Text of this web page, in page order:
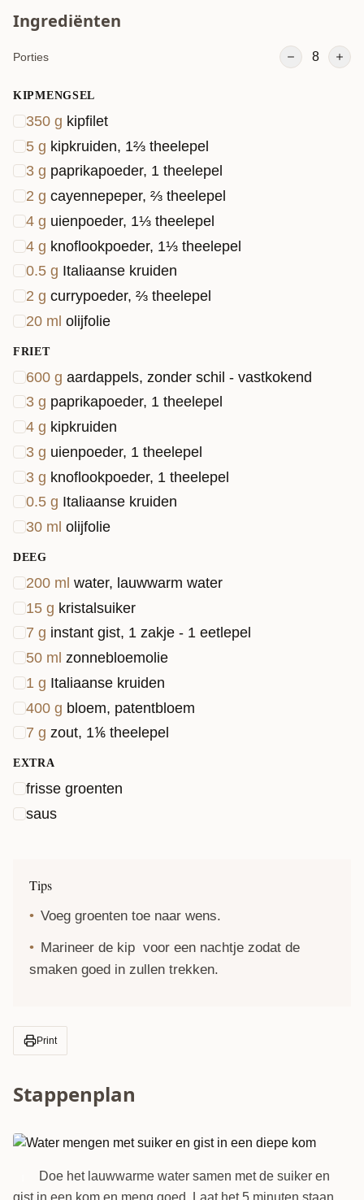
Ingrediënten
Porties 8
KIPMENGSEL
350 g kipfilet
5 g kipkruiden, 1⅔ theelepel
3 g paprikapoeder, 1 theelepel
2 g cayennepeper, ⅔ theelepel
4 g uienpoeder, 1⅓ theelepel
4 g knoflookpoeder, 1⅓ theelepel
0.5 g Italiaanse kruiden
2 g currypoeder, ⅔ theelepel
20 ml olijfolie
FRIET
600 g aardappels, zonder schil - vastkokend
3 g paprikapoeder, 1 theelepel
4 g kipkruiden
3 g uienpoeder, 1 theelepel
3 g knoflookpoeder, 1 theelepel
0.5 g Italiaanse kruiden
30 ml olijfolie
DEEG
200 ml water, lauwwarm water
15 g kristalsuiker
7 g instant gist, 1 zakje - 1 eetlepel
50 ml zonnebloemolie
1 g Italiaanse kruiden
400 g bloem, patentbloem
7 g zout, 1⅙ theelepel
EXTRA
frisse groenten
saus
Tips
Voeg groenten toe naar wens.
Marineer de kip voor een nachtje zodat de
smaken goed in zullen trekken.
Print
Stappenplan
Doe het lauwwarme water samen met de suiker en
gist in een kom en meng goed. Laat het 5 minuten staan.